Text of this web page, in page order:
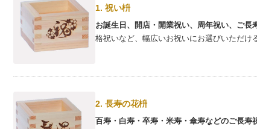
1. 祝い枡
お誕生日、開店・開業祝い、周年祝い、ご長
格祝いなど、幅広いお祝いにお選びいただけ
2. 長寿の花枡
百寿・白寿・卒寿・米寿・傘寿などのご長寿